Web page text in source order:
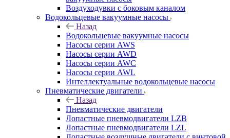
Воздуходувки с боковым каналом
Водокольцевые вакуумные насосы
Назад
Водокольцевые вакуумные насосы
Насосы серии AWS
Насосы серии AWD
Насосы серии AWC
Насосы серии AWL
Интеллектуальные водокольцевые насосы
Пневматические двигатели
Назад
Пневматические двигатели
Лопастные пневмодвигатели LZB
Лопастные пневмодвигатели LZL